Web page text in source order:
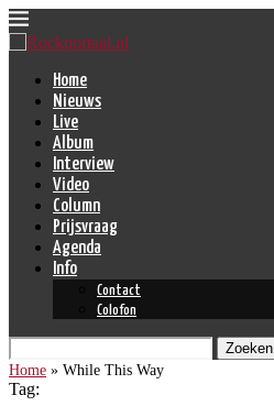
Home
Nieuws
Live
Album
Interview
Video
Column
Prijsvraag
Agenda
Info
Contact
Colofon
Zoeken
Home » While This Way
Tag: